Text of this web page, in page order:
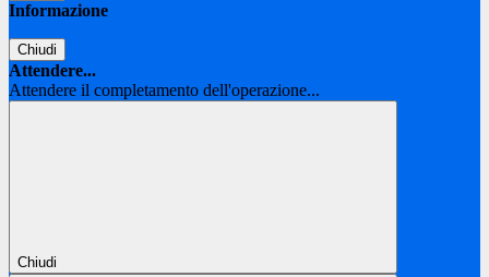
Informazione
Chiudi
Attendere...
Attendere il completamento dell'operazione...
Chiudi